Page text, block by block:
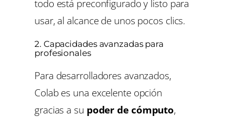
todo está preconfigurado y listo para
usar, al alcance de unos pocos clics.
2. Capacidades avanzadas para
profesionales
Para desarrolladores avanzados,
Colab es una excelente opción
gracias a su poder de cómputo,